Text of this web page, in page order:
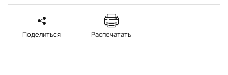
Поделиться Распечатать